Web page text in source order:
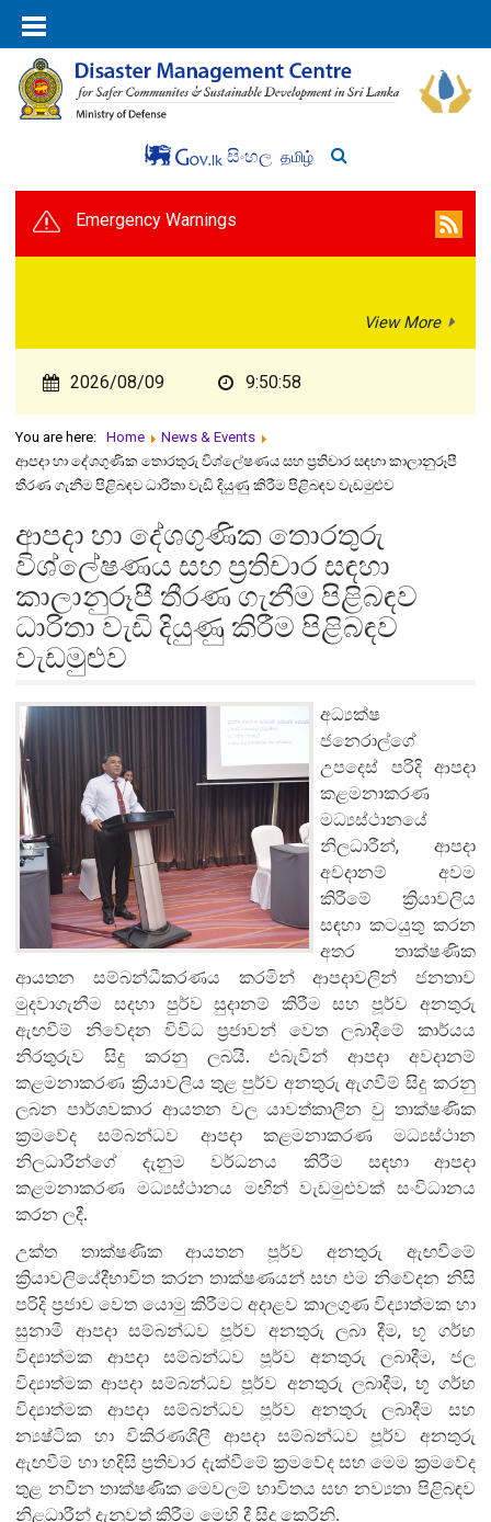
සිංහල தமிழ்
Emergency Warnings
View More
2026/08/09 9:50:59
You are here: Home
News & Events
ආපදා හා දේශගුණික තොරතුරු විශ්ලේෂණය සහ ප්‍රතිචාර සඳහා කාලානුරූපී
තීරණ ගැනීම පිළිබඳව ධාරිතා වැඩි දියුණු කිරීම පිළිබඳව වැඩමුළුව
ආපදා හා දේශගුණික තොරතුරු
විශ්ලේෂණය සහ ප්‍රතිචාර සඳහා
කාලානුරූපී තීරණ ගැනීම පිළිබඳව
ධාරිතා වැඩි දියුණු කිරීම පිළිබඳව
වැඩමුළුව
අධ්‍යක්ෂ
ජනෙරාල්ගේ
උපදෙස් පරිදි ආපදා
කළමනාකරණ
මධ්‍යස්ථානයේ
නිලධාරීන්, ආපදා
අවදානම් අවම
කිරීමේ ක්‍රියාවලිය
සඳහා කටයුතු කරන
අතර තාක්ෂණික
ආයතන සම්බන්ධීකරණය කරමින් ආපදාවලින් ජනතාව
මුදවාගැනීම සදහා පුර්ව සුදානම් කිරීම සහ පූර්ව අනතුරු
ඇඟවීම් නිවේදන විවිධ ප්‍රජාවන් වෙත ලබාදීමේ කාර්යය
නිරතුරුව සිදු කරනු ලබයි. එබැවින් ආපදා අවදානම්
කළමනාකරණ ක්‍රියාවලිය තුළ පුර්ව අනතුරු ඇගවීම් සිදු කරනු
ලබන පාර්ශවකාර ආයතන වල යාවත්කාලීන වු තාක්ෂණික
ක්‍රමවේද සම්බන්ධව ආපදා කළමනාකරණ මධ්‍යස්ථාන
නිලධාරීන්ගේ දැනුම වර්ධනය කිරීම සඳහා ආපදා
කළමනාකරණ මධ්‍යස්ථානය මඟින් වැඩමුළුවක් සංවිධානය
කරන ලදී.
උක්ත තාක්ෂණික ආයතන පූර්ව අනතුරු ඇඟවීමේ
ක්‍රියාවලියේදීභාවිත කරන තාක්ෂණයන් සහ එම නිවේදන නිසි
පරිදි ප්‍රජාව වෙත යොමු කිරීමට අදාළව කාලගුණ විද්‍යාත්මක හා
සුනාමී ආපදා සම්බන්ධව පූර්ව අනතුරු ලබා දීම,භූ ගර්භ
විද්‍යාත්මක ආපදා සම්බන්ධව පූර්ව අනතුරු ලබාදීම, ජල
විද්‍යාත්මක ආපදා සම්බන්ධව පූර්ව අනතුරු ලබාදීම, භූ ගර්භ
විද්‍යාත්මක ආපදා සම්බන්ධව පූර්ව අනතුරු ලබාදීම සහ
න්‍යෂ්ටික හා විකිරණශීලී ආපදා සම්බන්ධව පූර්ව අනතුරු
ඇඟවීම් හා හදිසි ප්‍රතිචාර දැක්වීමේ ක්‍රමවේද සහ මෙම ක්‍රමවේද
තුළ නවීන තාක්ෂණික මෙවලම් භාවිතය සහ නව්‍යතා පිළිබඳව
නිළධාරීන් දැනුවත් කිරීම මෙහි දී සිදු කෙරිනි.